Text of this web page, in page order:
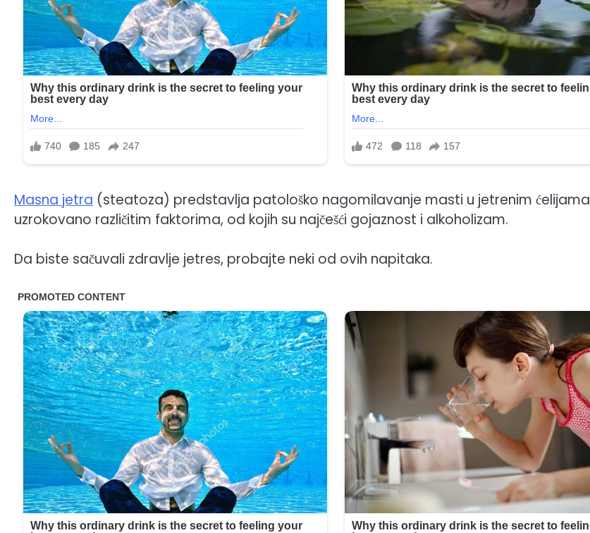
Masna jetra (steatoza) predstavlja patološko nagomilavanje masti u jetrenim ćelijama
uzrokovano različitim faktorima, od kojih su najčešći gojaznost i alkoholizam.
Da biste sačuvali zdravlje jetres, probajte neki od ovih napitaka.